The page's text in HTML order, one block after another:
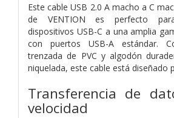
Este cable USB 2.0 A macho a C
de VENTION es perfecto
dispositivos USB-C a una amplia
con puertos USB-A estándar.
trenzada de PVC y algodón
niquelada, este cable está diseñado
Transferencia de
velocidad